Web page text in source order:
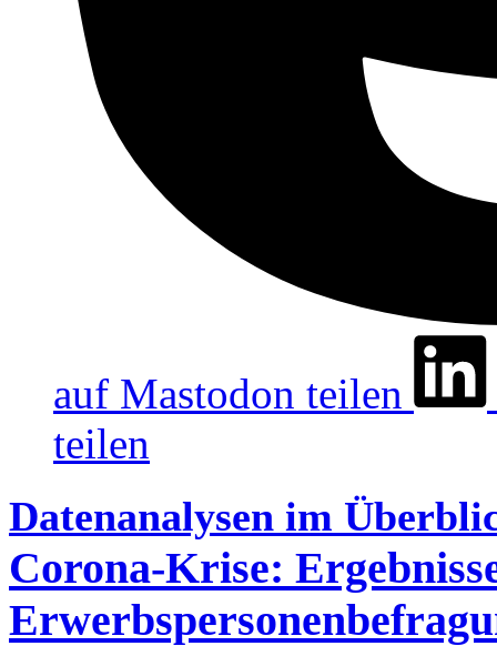
auf Mastodon teilen
teilen
Datenanalysen im
Corona-Krise: